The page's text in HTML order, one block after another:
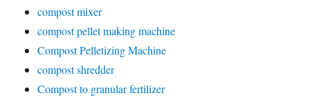
compost mixer
compost pellet making machine
Compost Pelletizing Machine
compost shredder
Compost to granular fertilizer